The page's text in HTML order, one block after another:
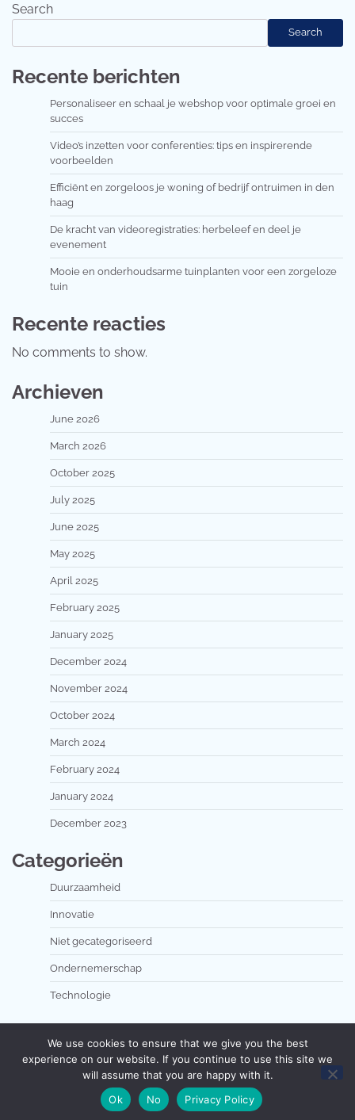
Search
Search
Recente berichten
Personaliseer en schaal je webshop voor optimale groei en
succes
Video’s inzetten voor conferenties: tips en inspirerende
voorbeelden
Efficiënt en zorgeloos je woning of bedrijf ontruimen in den
haag
De kracht van videoregistraties: herbeleef en deel je
evenement
Mooie en onderhoudsarme tuinplanten voor een zorgeloze
tuin
Recente reacties
No comments to show.
Archieven
June 2026
March 2026
October 2025
July 2025
June 2025
May 2025
April 2025
February 2025
January 2025
December 2024
November 2024
October 2024
March 2024
February 2024
January 2024
December 2023
Categorieën
Duurzaamheid
Innovatie
Niet gecategoriseerd
Ondernemerschap
Technologie
Copyright © 2026dutchsolarchallenge.nlTheme:
Popular Blog ByAdore Themes.
We use cookies to ensure that we give you the best
experience on our website. If you continue to use this site we
will assume that you are happy with it.
Ok
No Privacy Policy